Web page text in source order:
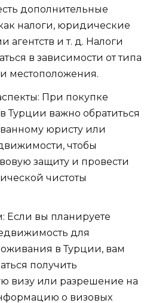
дополнительные
налоги, юридические
агентств и т. д. Налоги
в зависимости от типа
местоположения.
При покупке
Турции важно обратиться
юристу или
чтобы
защиту и провести
чистоты
Если вы планируете
для
в Турции, вам
получить
визу или разрешение на
о визовых